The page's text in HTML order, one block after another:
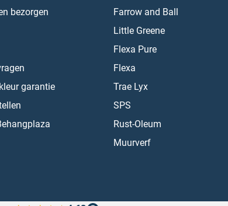
bezorgen
garantie
Farrow and Ball
Little Greene
Flexa Pure
Flexa
Trae Lyx
SPS
Rust-Oleum
Muurverf